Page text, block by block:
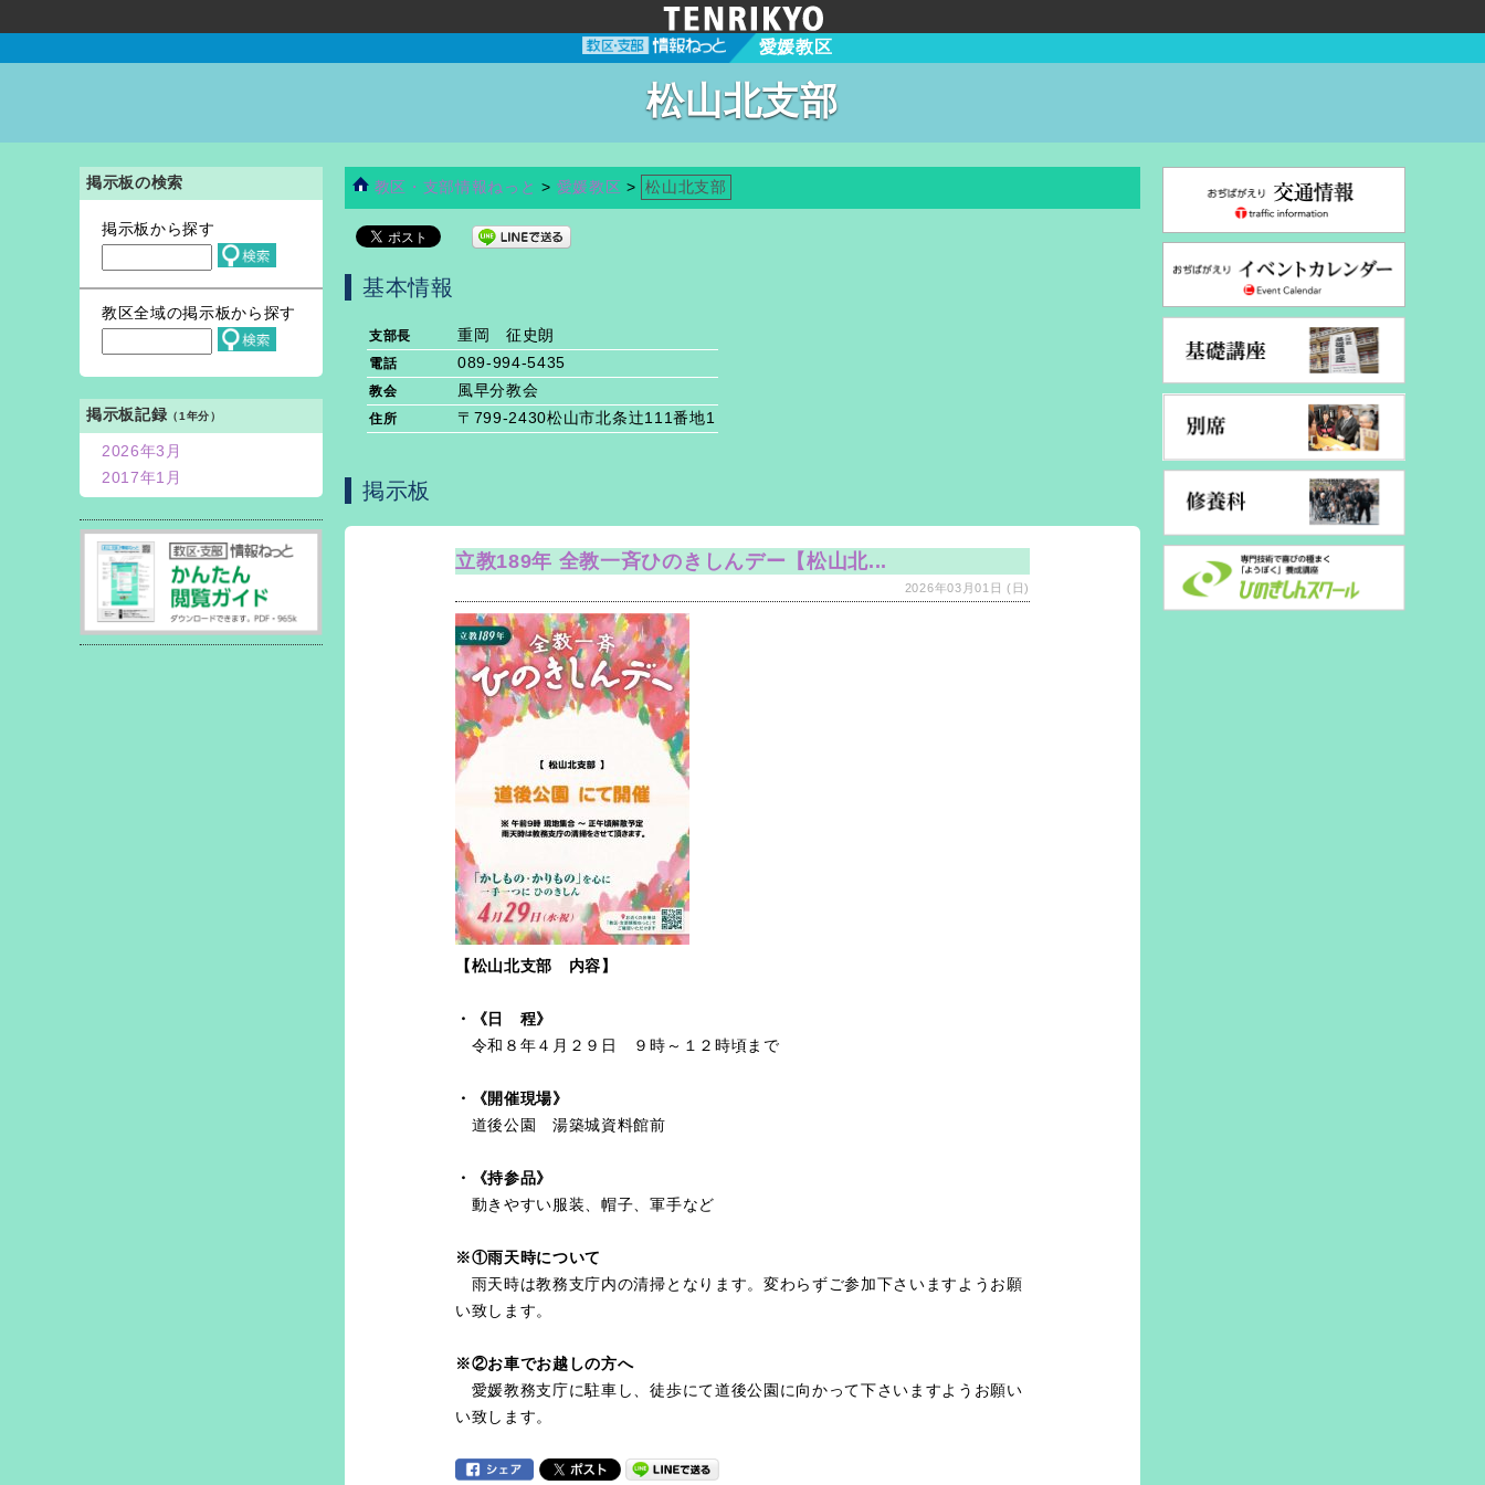
愛媛教区
松山北支部
教区・支部情報ねっと > 愛媛教区 > 松山北支部
基本情報
支部長 重岡 征史朗
電話 089-994-5435
教会 風早分教会
住所 〒799-2430松山市北条辻111番地1
掲示板
立教189年 全教一斉ひのきしんデー【松山北...
2026年03月01日 (日)
【松山北支部 内容】
・《日 程》
令和８年４月２９日 ９時～１２時頃まで
・《開催現場》
道後公園 湯築城資料館前
・《持参品》
動きやすい服装、帽子、軍手など
※①雨天時について
雨天時は教務支庁内の清掃となります。変わらずご参加下さいますようお願
い致します。
※②お車でお越しの方へ
愛媛教務支庁に駐車し、徒歩にて道後公園に向かって下さいますようお願い
い致します。
掲示板の検索
掲示板から探す
教区全域の掲示板から探す
掲示板記録 （1年分）
2026年3月
2017年1月